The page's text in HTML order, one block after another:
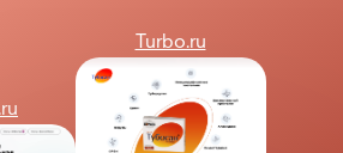
Turbo.ru